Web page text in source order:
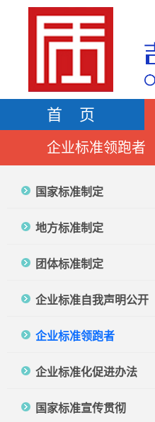
首 页
企业标准领跑者
国家标准制定
地方标准制定
团体标准制定
企业标准自我声明公开
企业标准领跑者
企业标准化促进办法
国家标准宣传贯彻